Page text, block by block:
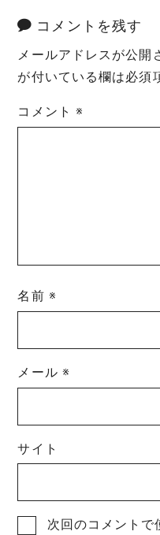
コメントを残す
メールアドレスが公開
が付いている欄は必須
コメント※
名前 ※
メール ※
サイト
次回のコメントで